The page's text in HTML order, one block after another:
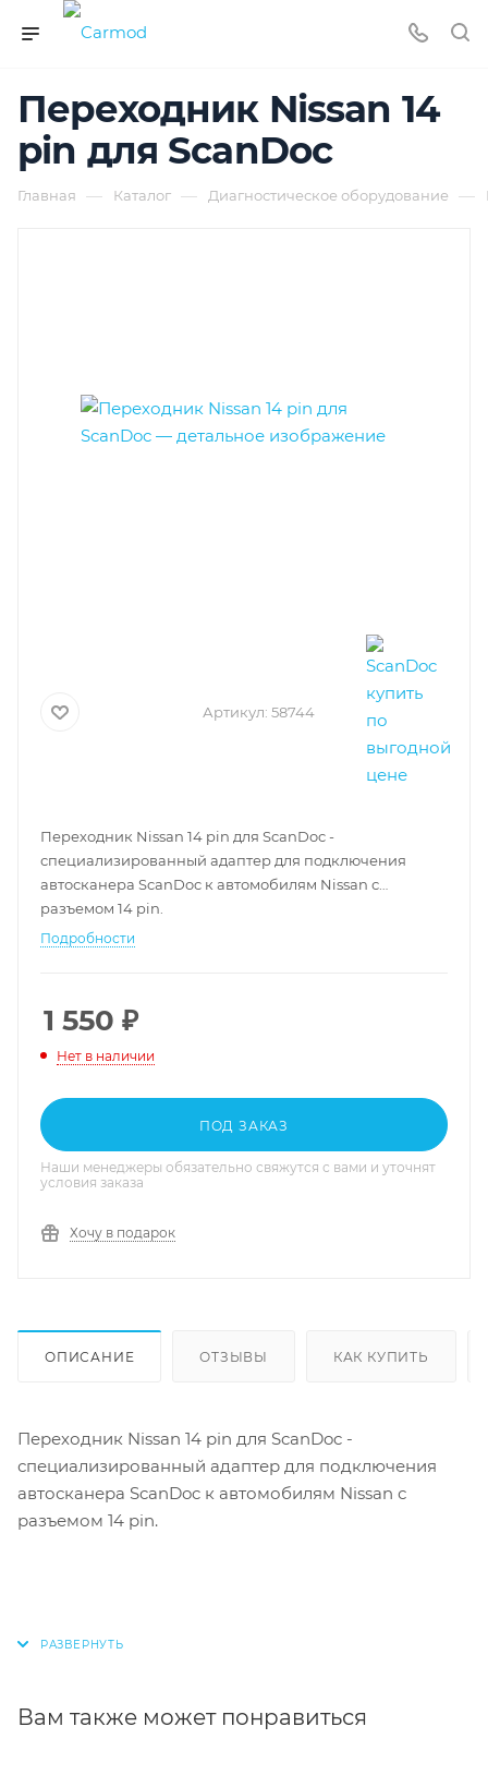
Переходник Nissan 14
pin для ScanDoc
Главная — Каталог — Диагностическое оборудование —
Артикул: 58744
Переходник Nissan 14 pin для ScanDoc -
специализированный адаптер для подключения
автосканера ScanDoc к автомобилям Nissan с
разъемом 14 pin.
Подробности
1 550 ₽
Нет в наличии
ПОД ЗАКАЗ
Наши менеджеры обязательно свяжутся с вами и уточнят
условия заказа
Хочу в подарок
ОПИСАНИЕ ОТЗЫВЫ КАК КУПИТЬ
Переходник Nissan 14 pin для ScanDoc -
специализированный адаптер для подключения
автосканера ScanDoc к автомобилям Nissan с
разъемом 14 pin.
Вам также может понравиться